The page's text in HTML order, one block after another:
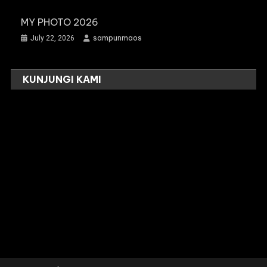
MY PHOTO 2026
July 22, 2026 sampunmaos
KUNJUNGI KAMI